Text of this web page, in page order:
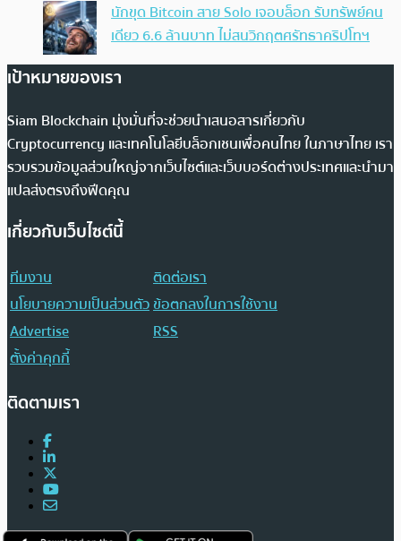
นักขุด Bitcoin สาย Solo เจอบล็อก รับทรัพย์คน
เดียว 6.6 ล้านบาท ไม่สนวิกฤตศรัทธาคริปโทฯ
เป้าหมายของเรา
Siam Blockchain มุ่งมั่นที่จะช่วยนำเสนอสารเกี่ยวกับ
Cryptocurrency และเทคโนโลยีบล็อกเชนเพื่อคนไทย ในภาษาไทย เรา
รวบรวมข้อมูลส่วนใหญ่จากเว็บไซต์และเว็บบอร์ดต่างประเทศและนำมา
แปลส่งตรงถึงฟีดคุณ
เกี่ยวกับเว็บไซต์นี้
ทีมงาน
ติดต่อเรา
นโยบายความเป็นส่วนตัวข้อตกลงในการใช้งาน
Advertise
RSS
ตั้งค่าคุกกี้
ติดตามเรา